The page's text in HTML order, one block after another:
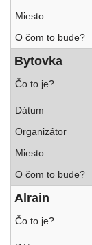
Bytovka
Alrain